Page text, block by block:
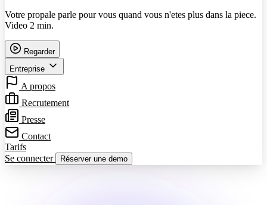
Votre propale parle pour vous quand vous n'etes plus dans la piece.
Video 2 min.
Regarder
Entreprise
A propos
Recrutement
Presse
Contact
Tarifs
Se connecter
Réserver une demo